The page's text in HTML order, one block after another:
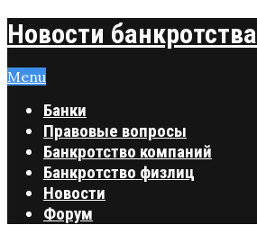
Новости банкротства
Menu
Банки
Правовые вопросы
Банкротство компаний
Банкротство физлиц
Новости
Форум